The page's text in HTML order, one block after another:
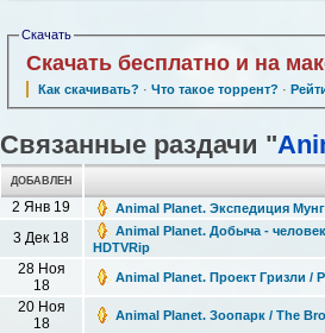
Скачать
Скачать бесплатно и на
Как скачивать? · Что такое торрент? ·
Связанные раздачи "
ДОБАВЛЕН
2 Янв 19 Animal Planet. Экспедиция
3 Дек 18
Animal Planet. Добыча -
HDTVRip
28 Ноя
18
Animal Planet. Проект Гризли /
20 Ноя
18
Animal Planet. Зоопарк / The